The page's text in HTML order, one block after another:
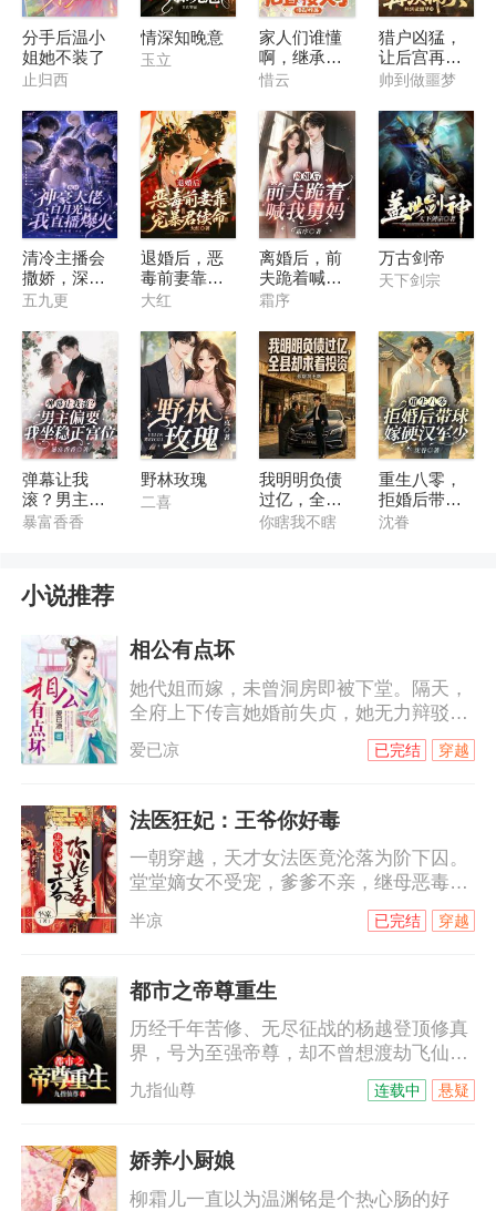
分手后温小
姐她不装了
止归西
情深知晚意
玉立
家人们谁懂
啊，继承动
物园后直接
惜云
猎户凶猛，
让后宫再次
伟大
帅到做噩梦
清冷主播会
撒娇，深陷
神豪修罗场
五九更
退婚后，恶
毒前妻靠宠
暴君续命
大红
离婚后，前
夫跪着喊我
舅妈
霜序
万古剑帝
天下剑宗
弹幕让我
滚？男主偏
要我坐稳正
暴富香香
野林玫瑰
二喜
我明明负债
过亿，全县
却求着投资
你瞎我不瞎
重生八零，
拒婚后带球
嫁硬汉军少
沈眷
小说推荐
相公有点坏
她代姐而嫁，未曾洞房即被下堂。隔天，
全府上下传言她婚前失贞，她无力辩驳。
嘲笑谩骂冷眼喷涌而来，她泰然处之，自
认清者自清。他对她恨之入骨，她却爱他
用满腔温柔来软化他铁石心肠，却被他伤
的伤痕累累，心碎成殇。当她小产，那触
目惊心的鲜血将他的理智摧毁，也让他对
她的感觉发生了变化。可是，她已经心
死。姐姐突然到来，她知道自己该走了，
有意成全他们，他恼怒地低喊：“祝夕儿，
爱已凉 穿越
已完结
法医狂妃：王爷你好毒
一朝穿越，天才女法医竟沦落为阶下囚。
堂堂嫡女不受宠，爹爹不亲，继母恶毒，
庶妹陷害，日子过得那叫一个水深火热。
初见她，他是天璃国最尊贵的钺王：“难为
谶，她去哪哪儿出事，走哪哪儿死人……
跟我玩心机？看我斗智斗勇还得斗笑里藏
刀杀人不见血的钺王殿下！
半凉 穿越
已完结
都市之帝尊重生
历经千年苦修、无尽征战的杨越登顶修真
界，号为至强帝尊，却不曾想渡劫飞仙之
时因心魔、暗算而陨落，却意外重回千年
前的少年时代。上一世我登临绝顶、俯瞰
仅要打破前世桎梏、破劫飞仙，亦将不负
前尘不负卿。
九指仙尊 悬疑
连载中
娇养小厨娘
柳霜儿一直以为温渊铭是个热心肠的好